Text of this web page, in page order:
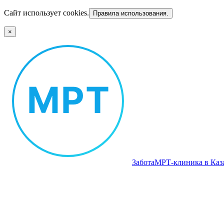
Сайт использует cookies. Правила использования.
×
ЗаботаМРТ‑клиника в